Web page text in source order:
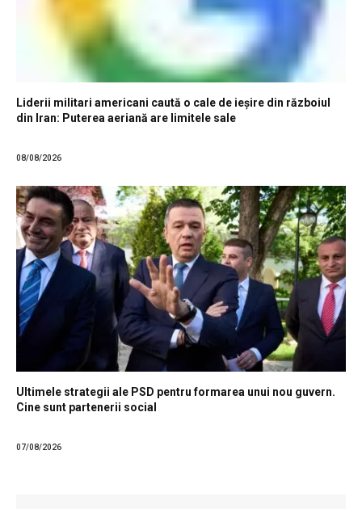
Liderii militari americani caută o cale de ieșire din războiul
din Iran: Puterea aeriană are limitele sale
08/08/2026
Ultimele strategii ale PSD pentru formarea unui nou guvern.
Cine sunt partenerii social
07/08/2026